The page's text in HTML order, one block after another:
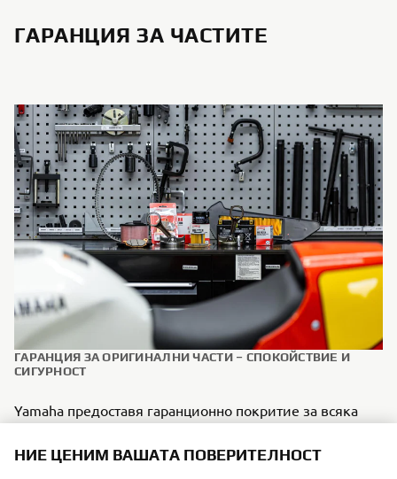
ГАРАНЦИЯ ЗА ЧАСТИТЕ
ГАРАНЦИЯ ЗА ОРИГИНАЛНИ ЧАСТИ – СПОКОЙСТВИЕ И
СИГУРНОСТ
Yamaha предоставя гаранционно покритие за всяка
ви в оригиналния вид я пази и гарантира нейното
НИЕ ЦЕНИМ ВАШАТА ПОВЕРИТЕЛНОСТ